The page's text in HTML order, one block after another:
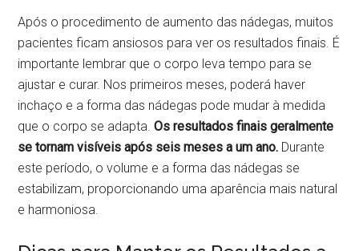
Após o procedimento de aumento das nádegas, muitos
pacientes ficam ansiosos para ver os resultados finais. É
importante lembrar que o corpo leva tempo para se
ajustar e curar. Nos primeiros meses, poderá haver
inchaço e a forma das nádegas pode mudar à medida
que o corpo se adapta.Os resultados finais geralmente
se tornam visíveis após seis meses a um ano. Durante
este período, o volume e a forma das nádegas se
estabilizam, proporcionando uma aparência mais natural
e harmoniosa.